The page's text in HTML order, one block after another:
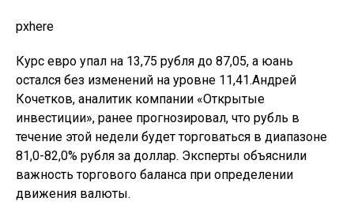
pxhere
Курс евро упал на 13,75 рубля до 87,05, а юань
остался без изменений на уровне 11,41.Андрей
Кочетков, аналитик компании «Открытые
инвестиции», ранее прогнозировал, что рубль в
течение этой недели будет торговаться в диапазоне
81,0-82,0% рубля за доллар. Эксперты объяснили
важность торгового баланса при определении
движения валюты.